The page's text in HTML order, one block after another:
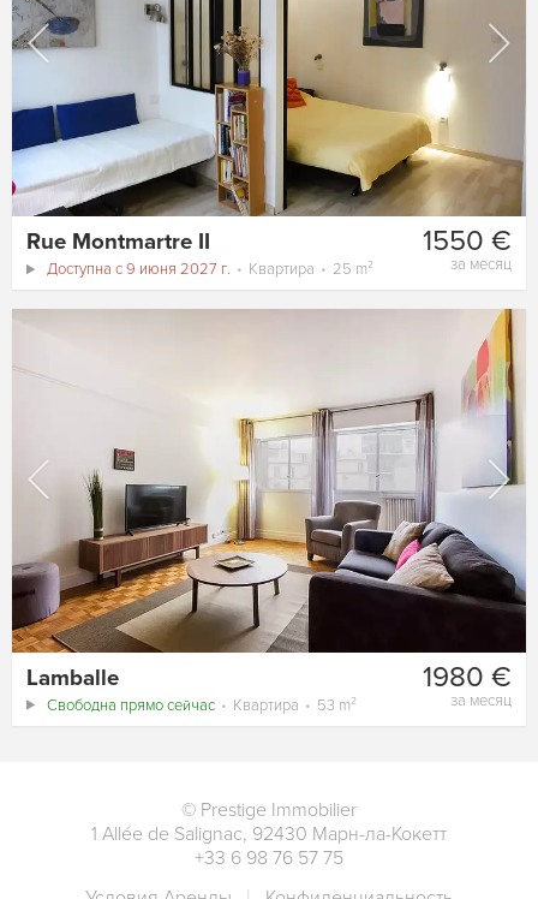
1550 €
за месяц
Rue Montmartre II
Доступна с 9 июня 2027 г. Квартира 25 m²
1980 €
за месяц
Lamballe
Свободна прямо сейчас Квартира 53 m²
© Prestige Immobilier
1 Allée de Salignac, 92430 Марн-ла-Кокетт
+33 6 98 76 57 75